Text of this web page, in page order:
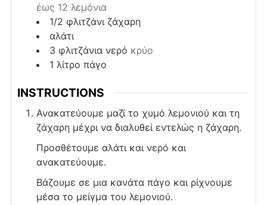
έως 12 λεμόνια
1/2 φλιτζάνι ζάχαρη
αλάτι
3 φλιτζάνια νερό κρύο
1 λίτρο πάγο
INSTRUCTIONS
Ανακατεύουμε μαζί το χυμό λεμονιού και τη
ζάχαρη μέχρι να διαλυθεί εντελώς η ζάχαρη.
Προσθέτουμε αλάτι και νερό και
ανακατεύουμε.
Βάζουμε σε μια κανάτα πάγο και ρίχνουμε
μέσα το μείγμα του λεμονιού.